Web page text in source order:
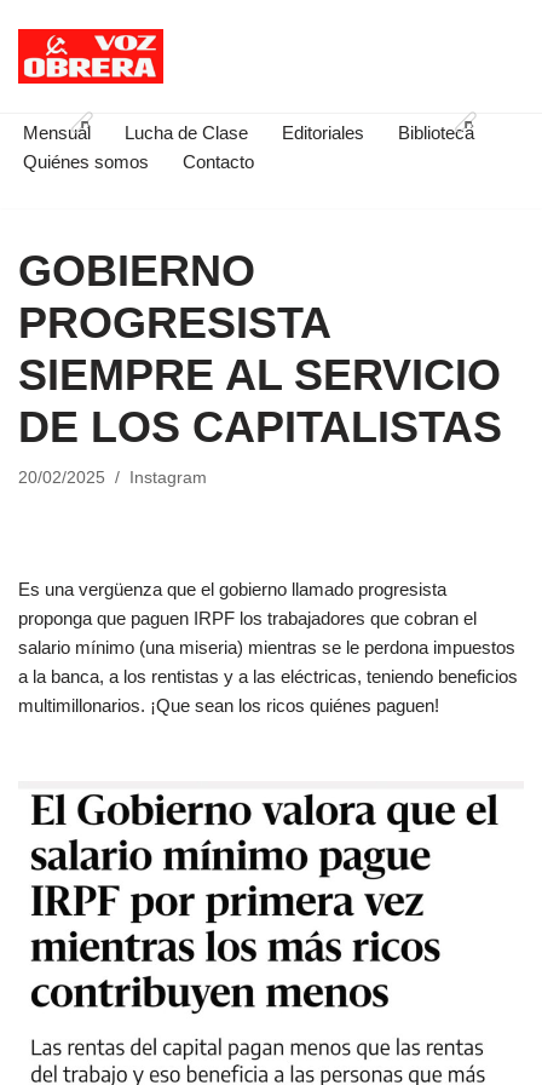
Saltar
contenido
Mensual Lucha de Clase Editoriales
Biblioteca
Quiénes somos
Contacto
GOBIERNO
PROGRESISTA
SIEMPRE AL SERVICIO
DE LOS CAPITALISTAS
20/02/2025 Instagram
Es una vergüenza que el gobierno llamado progresista
proponga que paguen IRPF los trabajadores que cobran el
salario mínimo (una miseria) mientras se le perdona impuestos
a la banca, a los rentistas y a las eléctricas, teniendo beneficios
multimillonarios. ¡Que sean los ricos quiénes paguen!